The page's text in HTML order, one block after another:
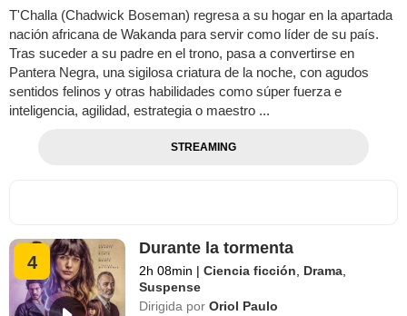
T'Challa (Chadwick Boseman) regresa a su hogar en la apartada
nación africana de Wakanda para servir como líder de su país.
Tras suceder a su padre en el trono, pasa a convertirse en
Pantera Negra, una sigilosa criatura de la noche, con agudos
sentidos felinos y otras habilidades como súper fuerza e
inteligencia, agilidad, estrategia o maestro ...
STREAMING
4
Durante la tormenta
2h 08min | Ciencia ficción Drama
Suspense
Dirigida por Oriol Paulo